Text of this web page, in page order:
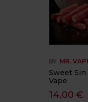
BY MR.
Sweet Sin
Vape
14,00 €